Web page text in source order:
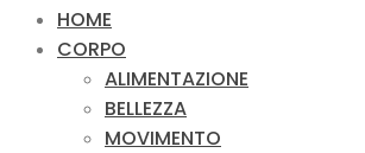
HOME
CORPO
ALIMENTAZIONE
BELLEZZA
MOVIMENTO